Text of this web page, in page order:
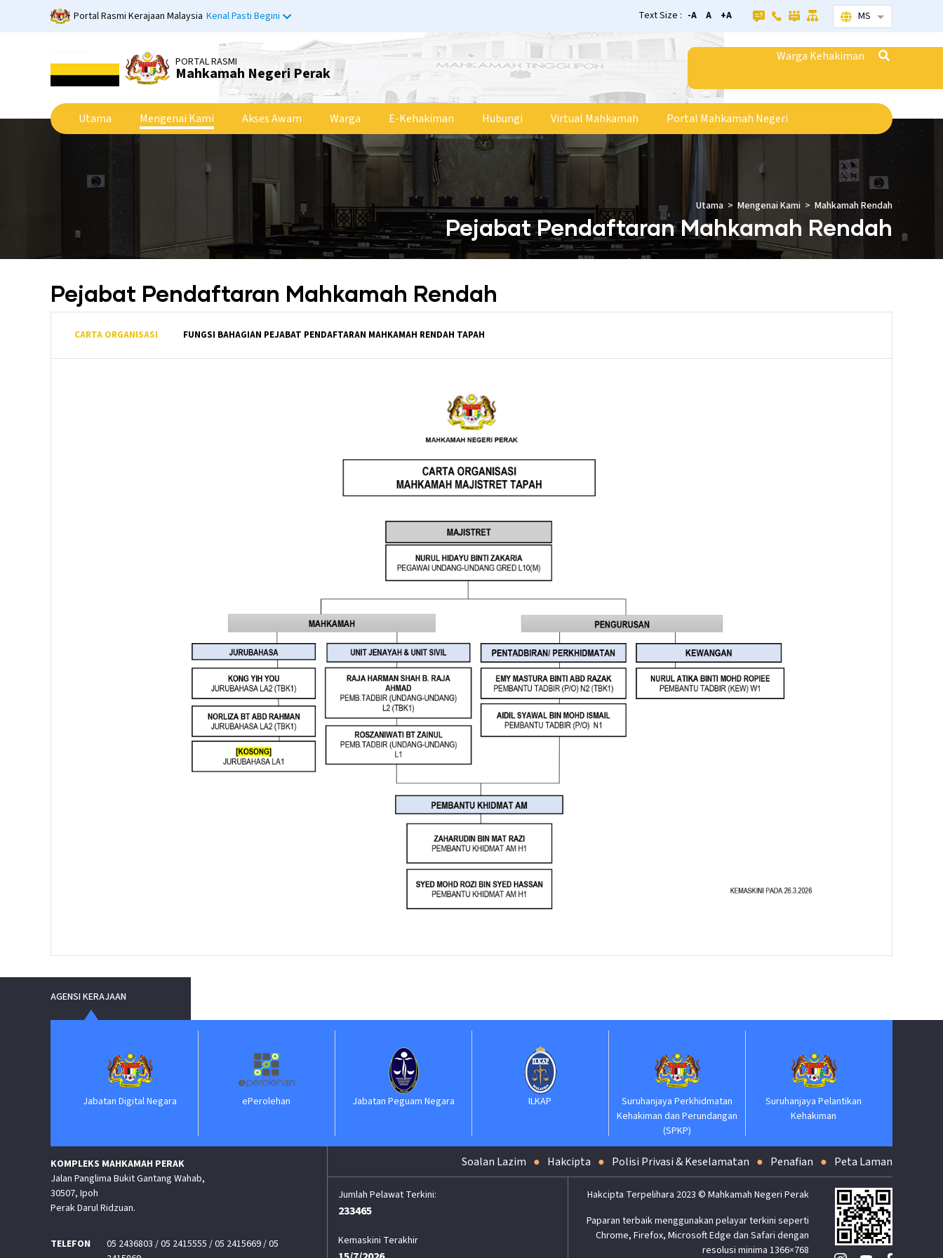
Portal Rasmi Kerajaan Malaysia Kenal Pasti Begini Text Size : -A A +A MS Senarai
PORTAL RASMI
Mahkamah Negeri Perak
Warga Kehakiman
Utama Mengenai Kami Akses Awam Warga E-Kehakiman Hubungi Virtual Mahkamah Portal Mahkamah Negeri
Pejabat Pendaftaran Mahkamah Rendah
Utama Mengenai Kami Mahkamah Rendah
Pejabat Pendaftaran Mahkamah Rendah
CARTA ORGANISASI FUNGSI BAHAGIAN PEJABAT PENDAFTARAN MAHKAMAH RENDAH TAPAH
AGENSI KERAJAAN
Jabatan Digital Negara ePerolehan Jabatan Peguam Negara ILKAP
Suruhanjaya Perkhidmatan
Kehakiman dan Perundangan
(SPKP)
Suruhanjaya Pelantikan
Kehakiman
KOMPLEKS MAHKAMAH PERAK
Jalan Panglima Bukit Gantang Wahab,
30507, Ipoh
Perak Darul Ridzuan.
TELEFON
05 2436803 / 05 2415555 / 05 2415669 / 05
Soalan Lazim Hakcipta Polisi Privasi & Keselamatan Penafian Peta Laman
233465
Kemaskini Terakhir
Hakcipta Terpelihara 2023 © Mahkamah Negeri Perak
Paparan terbaik menggunakan pelayar terkini seperti
Chrome, Firefox, Microsoft Edge dan Safari dengan
resolusi minima 1366×768